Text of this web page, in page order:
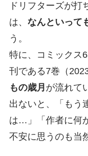
ドリフターズが打
は、 なんといって
う。
特に、コミックス
刊である7巻（
もの歳月 が流れて
出ないと、「もう
は…」「作者に何
不安に思うのも当